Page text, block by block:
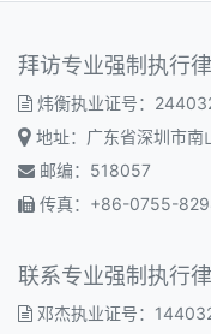
拜访专业强制执行
炜衡执业证号：
地址：广东省深圳市
邮编：518057
传真：+86-0755-
联系专业强制执行
邓杰执业证号：